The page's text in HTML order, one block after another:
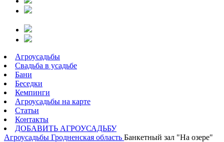
Агроусадьбы
Свадьба в усадьбе
Бани
Беседки
Кемпинги
Агроусадьбы на карте
Статьи
Контакты
ДОБАВИТЬ АГРОУСАДЬБУ
Агроусадьбы Гродненская область Банкетный зал "На озере"